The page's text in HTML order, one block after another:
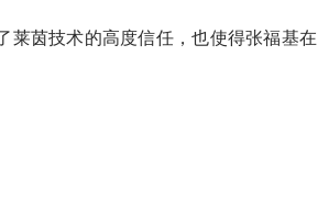
莱茵技术的高度信任，也使得张福基在